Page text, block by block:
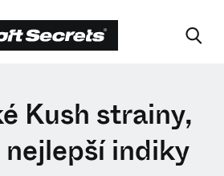
Kush strainy,
indiky